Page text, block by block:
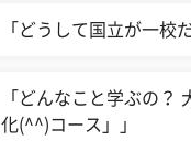
「どうして国立が一校
「どんなこと学ぶの？
化(^^)コース」」